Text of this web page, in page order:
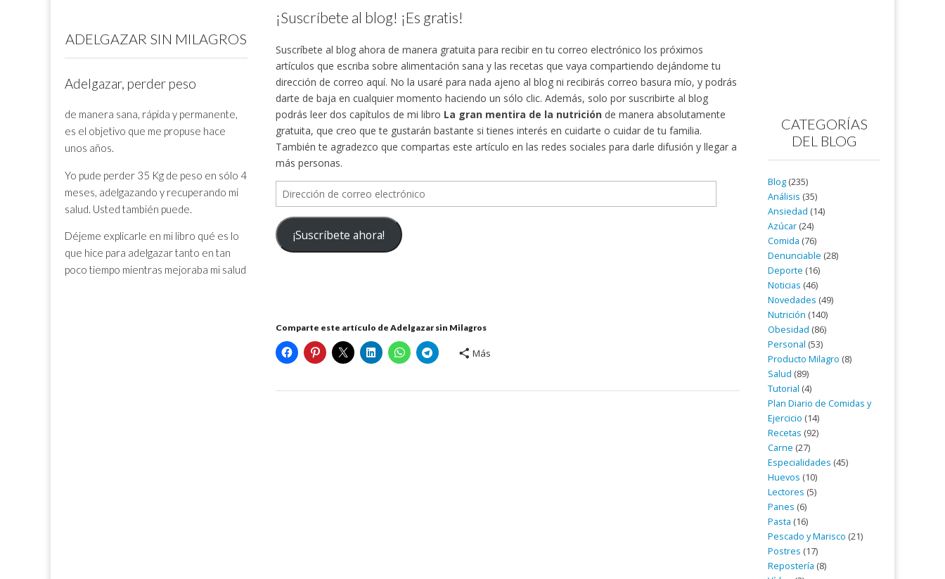
¡Suscríbete al blog! ¡Es gratis!
Suscríbete al blog ahora de manera gratuita para recibir en tu correo electrónico los próximos
artículos que escriba sobre alimentación sana y las recetas que vaya compartiendo dejándome tu
dirección de correo aquí. No la usaré para nada ajeno al blog ni recibirás correo basura mío, y podrás
darte de baja en cualquier momento haciendo un sólo clic. Además, solo por suscribirte al blog
podrás leer dos capítulos de mi libro La gran mentira de la nutrición de manera absolutamente
gratuita, que creo que te gustarán bastante si tienes interés en cuidarte o cuidar de tu familia.
También te agradezco que compartas este artículo en las redes sociales para darle difusión y llegar a
más personas.
Dirección
de
correo
electrónico
¡Suscríbete ahora!
Comparte este artículo de Adelgazar sin Milagros
Más
ADELGAZAR SIN MILAGROS
Adelgazar, perder peso
de manera sana, rápida y permanente,
es el objetivo que me propuse hace
unos años.
Yo pude perder 35 Kg de peso en sólo 4
meses, adelgazando y recuperando mi
salud. Usted también puede.
Déjeme explicarle en mi libro qué es lo
que hice para adelgazar tanto en tan
poco tiempo mientras mejoraba mi salud
CATEGORÍAS
DEL BLOG
Blog (235)
Análisis (35)
Ansiedad (14)
Azúcar (24)
Comida (76)
Denunciable (28)
Deporte (16)
Noticias (46)
Novedades (49)
Nutrición (140)
Obesidad (86)
Personal (53)
Producto Milagro (8)
Salud (89)
Tutorial (4)
Plan Diario de Comidas y
Ejercicio (14)
Recetas (92)
Carne (27)
Especialidades (45)
Huevos (10)
Lectores (5)
Panes (6)
Pasta (16)
Pescado y Marisco (21)
Postres (17)
Repostería (8)